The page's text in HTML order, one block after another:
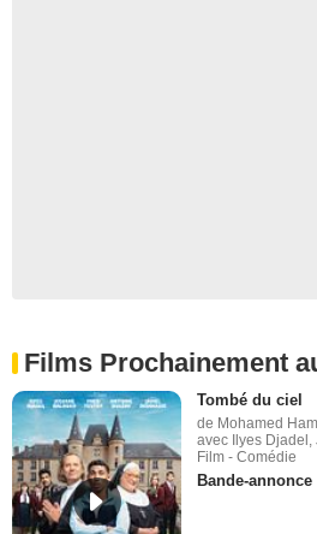
Films Prochainement
Tombé du ciel
de Mohamed
avec Ilyes Djadel,
Film - Comédie
Bande-annonce